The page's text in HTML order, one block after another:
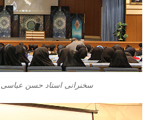
سخنرانی استاد حسن عباسی